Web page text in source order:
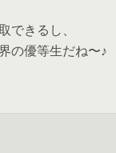
できるし、
の優等生だね〜♪